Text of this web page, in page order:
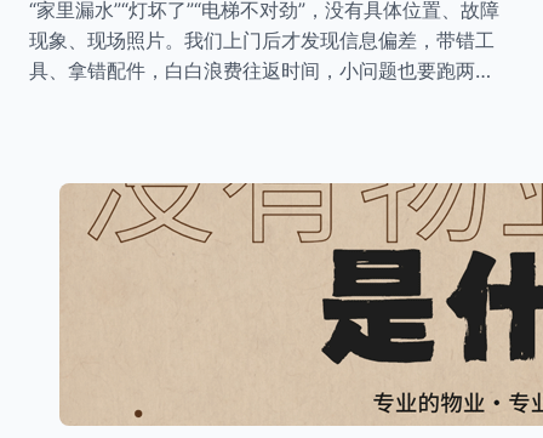
“家里漏水”“灯坏了”“电梯不对劲”，没有具体位置、故障
现象、现场照片。我们上门后才发现信息偏差，带错工
具、拿错配件，白白浪费往返时间，小问题也要跑两…